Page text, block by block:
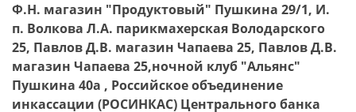
Ф.Н. магазин "Продуктовый" Пушкина 29/1, И.
п. Волкова Л.А. парикмахерская Володарского
25, Павлов Д.В. магазин Чапаева 25, Павлов Д.В.
магазин Чапаева 25,ночной клуб "Альянс"
Пушкина 40а , Российское объединение
инкассации (РОСИНКАС) Центрального банка